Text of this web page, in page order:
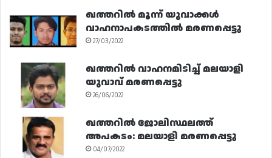
ഖത്തറിൽ മൂന്ന് യുവാക്കൾ
വാഹനാപകടത്തിൽ മരണപ്പെട്ടു
27/03/2022
ഖത്തറിൽ വാഹനമിടിച്ച് മലയാളി
യുവാവ് മരണപ്പെട്ടു
26/06/2022
ഖത്തറിൽ ജോലിസ്ഥലത്ത്
അപകടം: മലയാളി മരണപ്പെട്ടു
04/07/2022